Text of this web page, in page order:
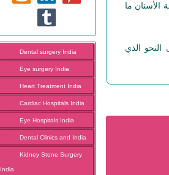
Dental surgery India
Eye surgery India
Heart Treatment India
Cardiac Hospitals India
Eye Hospitals India
Dental Clinics and India
Kidney Stone Surgery
India
الأسنان ما
الذي